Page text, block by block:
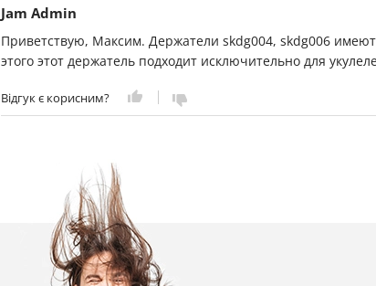
Jam Admin
Приветствую, Максим. Держатели skdg004, skdg006
этого этот держатель подходит исключительно для
Відгук є корисним?